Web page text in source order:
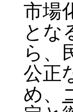
市場
とな
ら、
公正
め、